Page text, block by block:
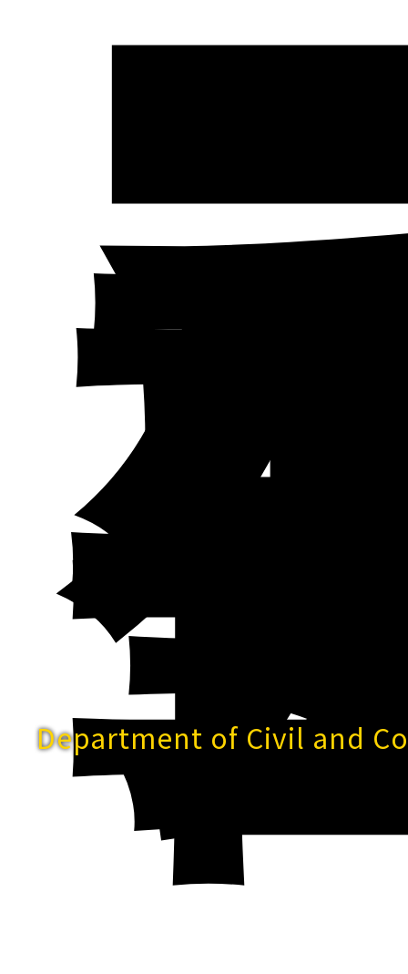
Department of Civil and